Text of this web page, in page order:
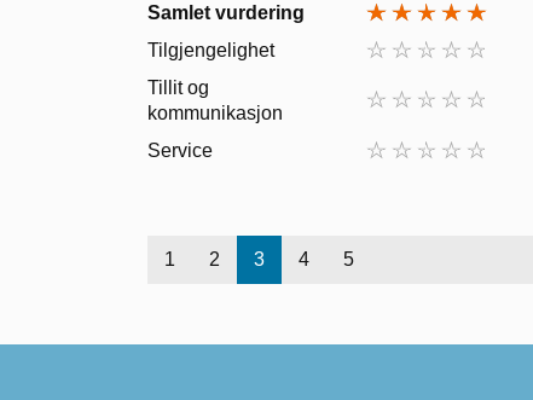
Samlet vurdering
Tilgjengelighet
Tillit og
kommunikasjon
Service
1 2 3 4 5